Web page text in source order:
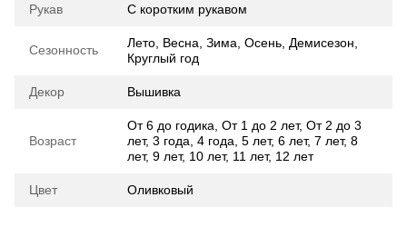
Рукав С коротким рукавом
Сезонность Лето Весна Зима Осень Демисезон
Круглый год
Декор Вышивка
Возраст
От 6 до годика От 1 до 2 лет, От 2 до 3
лет, 3 года 4 года 5 лет, 6 лет, 7 лет, 8
лет, 9 лет, 10 лет, 11 лет, 12 лет
Цвет Оливковый